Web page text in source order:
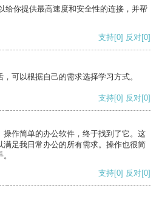
给你提供最高速度和安全性的连接，并帮
支持[0] 反对[0]
可以根据自己的需求选择学习方式。
支持[0] 反对[0]
作简单的办公软件，终于找到了它。这
足我日常办公的所有需求。操作也很简
支持[0] 反对[0]